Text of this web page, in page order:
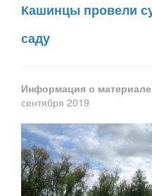
Кашинцы провели
саду
Информация о материале
сентября 2019